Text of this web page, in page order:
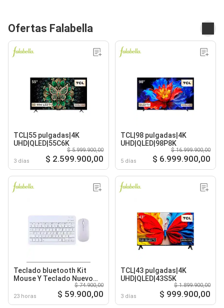
Ofertas Falabella
TCL|55 pulgadas|4K
UHD|QLED|55C6K
3 días
$ 5.999.900,00
$ 2.599.900,00
TCL|98 pulgadas|4K
UHD|QLED|98P8K
5 días
$ 16.999.900,00
$ 6.999.900,00
Teclado bluetooth Kit
Mouse Y Teclado Nuevo
23 horas
$ 74.900,00
$ 59.900,00
TCL|43 pulgadas|4K
UHD|QLED|43S5K
3 días
$ 1.899.900,00
$ 999.900,00